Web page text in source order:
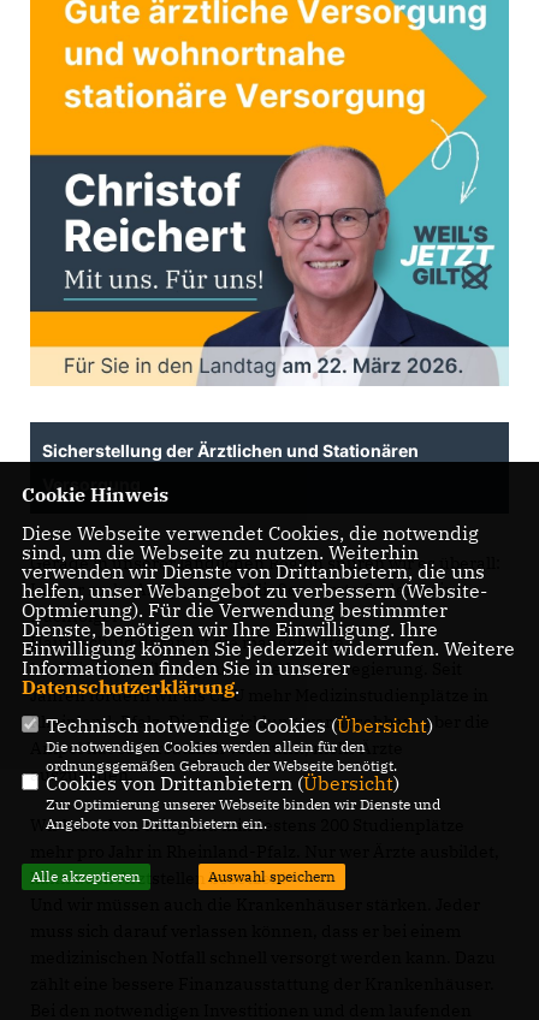
Sicherstellung der Ärztlichen und Stationären
Versorgung
Gerade in unserer ländlichen Region spüren wir es überall:
Immer mehr Arztpraxen schließen, Ärzte finden keine
Nachfolger!
Hauptschuld daran ist die mangelhafte
Medizinerausbildung durch die Landesregierung. Seit
Jahren fordern wir als CDU mehr Medizinstudienplätze in
Rheinland-Pfalz. Die Entwicklung war absehbar - aber die
Ampel hat es vorsätzlich versäumt, mehr Ärzte
auszubilden.
Wir brauchen dringend mindestens 200 Studienplätze
kann auch Arztstellen besetzen!
Cookie Hinweis
Diese Webseite verwendet Cookies, die notwendig
sind, um die Webseite zu nutzen. Weiterhin
verwenden wir Dienste von Drittanbietern, die uns
helfen, unser Webangebot zu verbessern (Website-
Optmierung). Für die Verwendung bestimmter
Dienste, benötigen wir Ihre Einwilligung. Ihre
Einwilligung können Sie jederzeit widerrufen. Weitere
Informationen finden Sie in unserer
Datenschutzerklärung.
Technisch notwendige Cookies (Übersicht)
Die notwendigen Cookies werden allein für den
ordnungsgemäßen Gebrauch der Webseite benötigt.
Cookies von Drittanbietern (Übersicht)
Zur Optimierung unserer Webseite binden wir Dienste und
Angebote von Drittanbietern ein.
Alle akzeptieren Auswahl speichern